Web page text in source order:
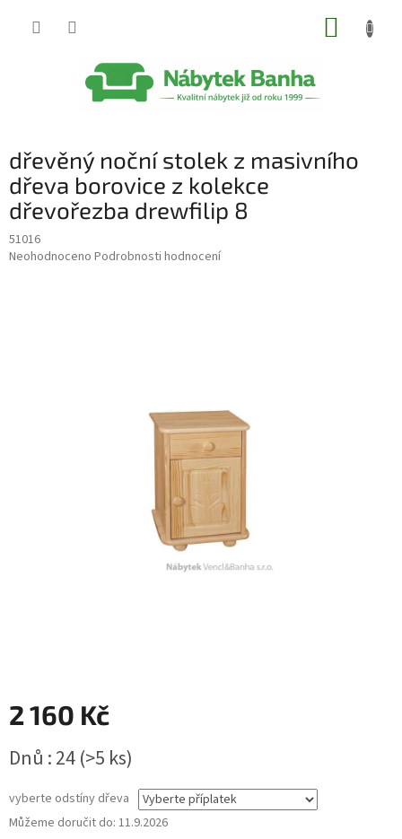
dřevěný noční stolek z masivního
dřeva borovice z kolekce
dřevořezba drewfilip 8
51016
Průměrné
Neohodnoceno Podrobnosti hodnocení
2 160 Kč
cena:
Dnů : 24(>5 ks)
vyberte odstíny dřeva
Můžeme doručit do: 11.9.2026